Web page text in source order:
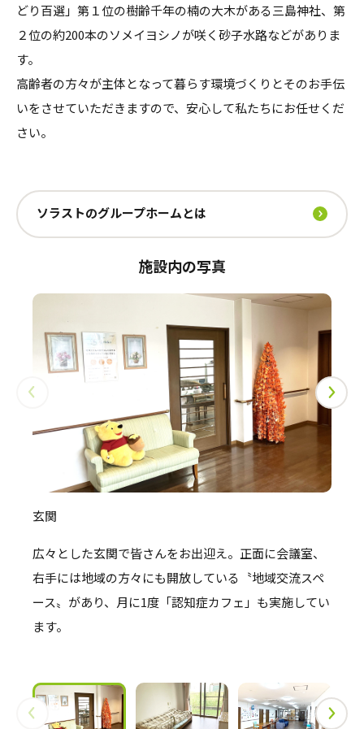
どり百選」第１位の樹齢千年の楠の大木がある三島神社、第
２位の約200本のソメイヨシノが咲く砂子水路などがありま
す。
高齢者の方々が主体となって暮らす環境づくりとそのお手伝
いをさせていただきますので、安心して私たちにお任せくだ
さい。
ソラストのグループホームとは
施設内の写真
玄関
広々とした玄関で皆さんをお出迎え。正面に会議室、
右手には地域の方々にも開放している〝地域交流スペ
ース〟があり、月に1度「認知症カフェ」も実施してい
ます。